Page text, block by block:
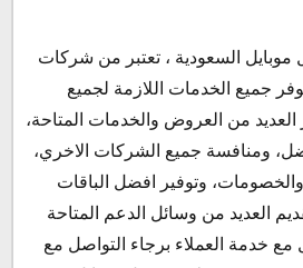
بول موبايل
الخط الساخن
بول؟
ريد بول موبايل
بول موبايل
ريد بول موبايل
السعودية ، تعتبر من شركات
جميع الخدمات اللازمة لجميع
العديد من العروض والخدمات المتاحة،
ومنافسة جميع الشركات الاخري،
وتوفير افضل الباقات
العديد من وسائل الدعم المتاحة
مع خدمة العملاء برجاء التواصل مع